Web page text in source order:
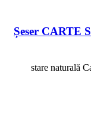
Șeser CARTE
stare naturală